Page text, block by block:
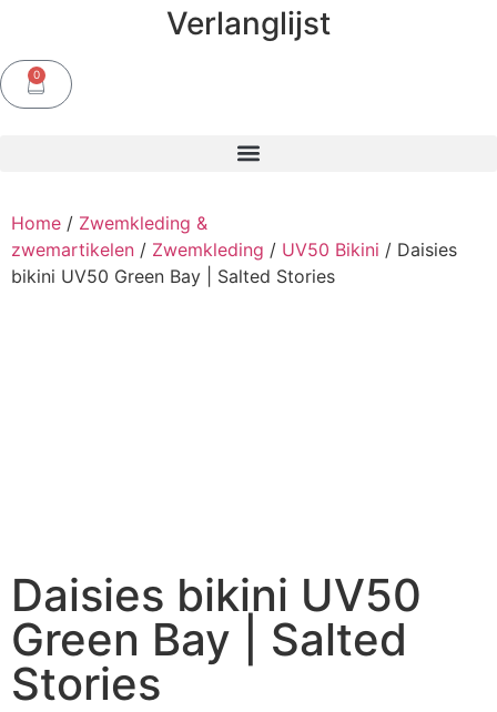
Verlanglijst
0
Home / Zwemkleding &
zwemartikelen / Zwemkleding / UV50 Bikini / Daisies
bikini UV50 Green Bay | Salted Stories
Daisies bikini UV50
Green Bay | Salted
Stories